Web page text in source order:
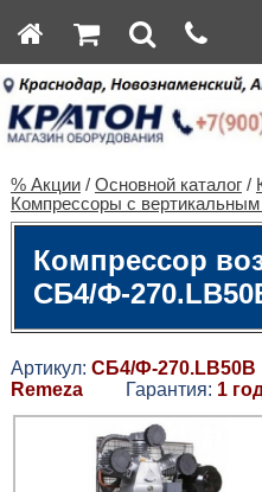
% Акции/ Основной каталог/
Компрессоры с
Компрессор
СБ4/Ф-
Артикул: СБ4/Ф-270.LB50В
RemezaГарантия: 1